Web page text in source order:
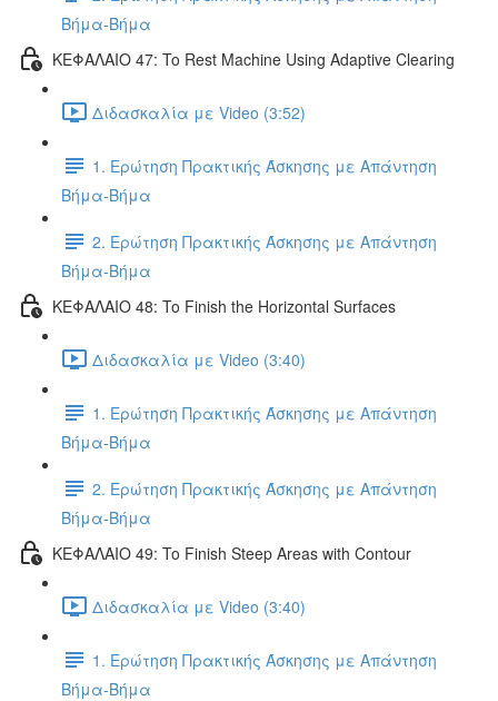
Βήμα-Βήμα
ΚΕΦΑΛΑΙΟ 47: To Rest Machine Using Adaptive Clearing
Διδασκαλία με Video (3:52)
1. Ερώτηση Πρακτικής Άσκησης με Απάντηση
Βήμα-Βήμα
2. Ερώτηση Πρακτικής Άσκησης με Απάντηση
Βήμα-Βήμα
ΚΕΦΑΛΑΙΟ 48: To Finish the Horizontal Surfaces
Διδασκαλία με Video (3:40)
1. Ερώτηση Πρακτικής Άσκησης με Απάντηση
Βήμα-Βήμα
2. Ερώτηση Πρακτικής Άσκησης με Απάντηση
Βήμα-Βήμα
ΚΕΦΑΛΑΙΟ 49: To Finish Steep Areas with Contour
Διδασκαλία με Video (3:40)
1. Ερώτηση Πρακτικής Άσκησης με Απάντηση
Βήμα-Βήμα